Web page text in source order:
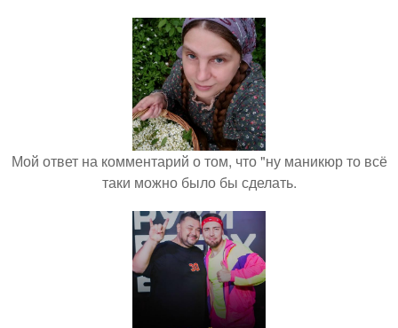
Мой ответ на комментарий о том, что "ну маникюр то всё
таки можно было бы сделать.